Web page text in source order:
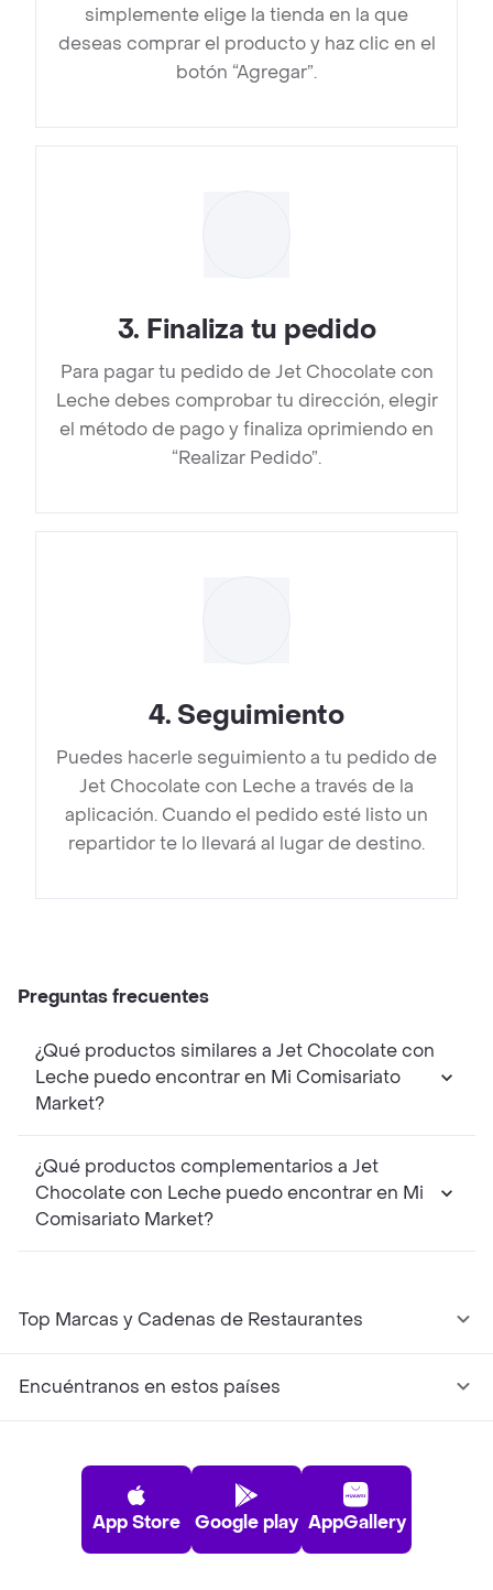
simplemente elige la tienda en la que
deseas comprar el producto y haz clic en el
botón “Agregar”.
3. Finaliza tu pedido
Para pagar tu pedido de Jet Chocolate con
Leche debes comprobar tu dirección, elegir
el método de pago y finaliza oprimiendo en
“Realizar Pedido”.
4. Seguimiento
Puedes hacerle seguimiento a tu pedido de
Jet Chocolate con Leche a través de la
aplicación. Cuando el pedido esté listo un
repartidor te lo llevará al lugar de destino.
Preguntas frecuentes
¿Qué productos similares a Jet Chocolate con
Leche puedo encontrar en Mi Comisariato
Market?
¿Qué productos complementarios a Jet
Chocolate con Leche puedo encontrar en Mi
Comisariato Market?
Top Marcas y Cadenas de Restaurantes
Encuéntranos en estos países
App Store Google play AppGallery